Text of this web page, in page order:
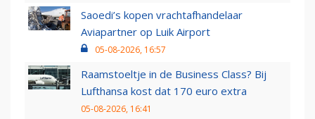
Saoedi’s kopen vrachtafhandelaar
Aviapartner op Luik Airport
05-08-2026, 16:57
Raamstoeltje in de Business Class? Bij
Lufthansa kost dat 170 euro extra
05-08-2026, 16:41